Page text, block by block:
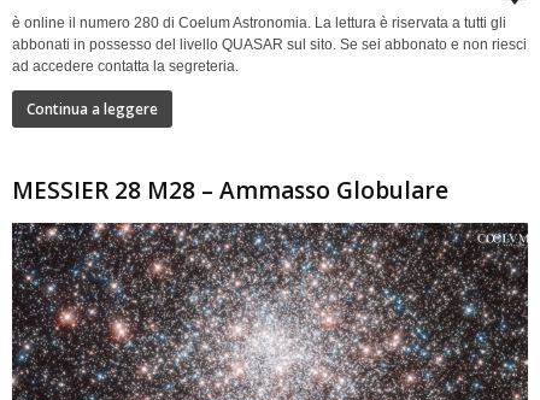
è online il numero 280 di Coelum Astronomia. La lettura è riservata a tutti gli
abbonati in possesso del livello QUASAR sul sito. Se sei abbonato e non riesci
ad accedere contatta la segreteria.
Continua a leggere
MESSIER 28 M28 – Ammasso Globulare